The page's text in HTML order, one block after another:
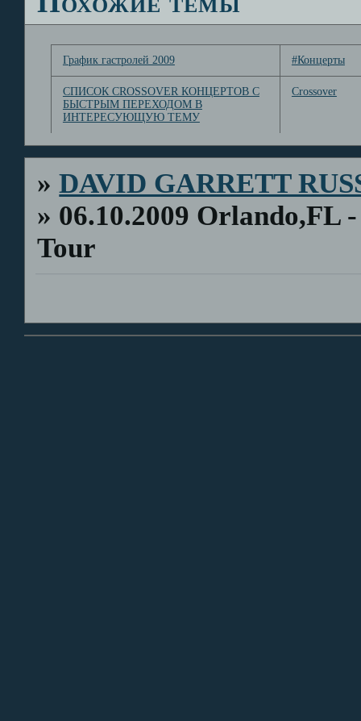
График гастролей 2009 #Концерты
СПИСОК CROSSOVER КОНЦЕРТОВ С
БЫСТРЫМ ПЕРЕХОДОМ В
ИНТЕРЕСУЮЩУЮ ТЕМУ
Crossover
»DAVID GARRETT
» 06.10.2009 Orlando,FL
Tour